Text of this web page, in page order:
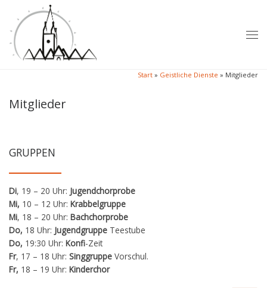
Zum Inhalt springen
Start » Geistliche Dienste » Mitglieder
Mitglieder
GRUPPEN
Di, 19 – 20 Uhr: Jugendchorprobe
Mi, 10 – 12 Uhr: Krabbelgruppe
Mi, 18 – 20 Uhr: Bachchorprobe
Do, 18 Uhr: Jugendgruppe Teestube
Do, 19:30 Uhr: Konfi-Zeit
Fr, 17 – 18 Uhr: Singgruppe Vorschul.
Fr, 18 – 19 Uhr: Kinderchor